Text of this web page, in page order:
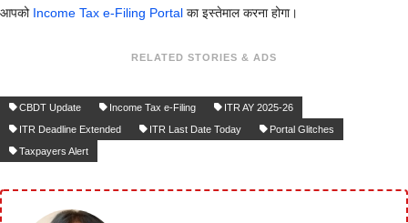
आपको Income Tax e-Filing Portal का इस्तेमाल करना होगा।
RELATED STORIES & ADS
CBDT Update Income Tax e-Filing
ITR AY 2025-26
ITR Deadline Extended
ITR Last Date Today
Portal Glitches
Taxpayers Alert